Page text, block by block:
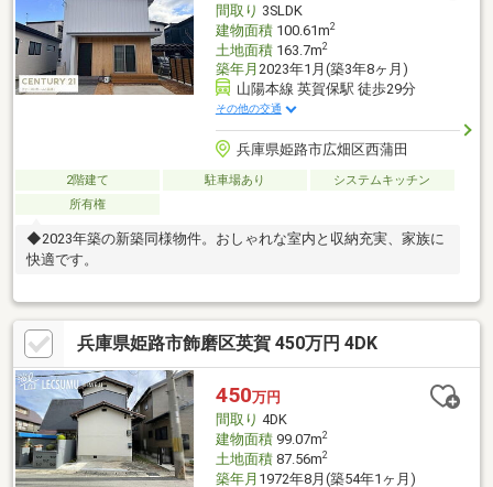
間取り 3SLDK
建物面積100.61m2
土地面積163.7m2
築年月 2023年1月(築3年8ヶ月)
山陽本線 英賀保駅 徒歩29分
その他の交通
兵庫県姫路市広畑区西蒲田
2階建て 駐車場あり
システムキッチン
所有権
◆2023年築の新築同様物件。おしゃれな室内と収納充実、家族に
快適です。
兵庫県姫路市飾磨区英賀 450万円 4DK
450万円
間取り 4DK
建物面積99.07m2
土地面積87.56m2
築年月 1972年8月(築54年1ヶ月)